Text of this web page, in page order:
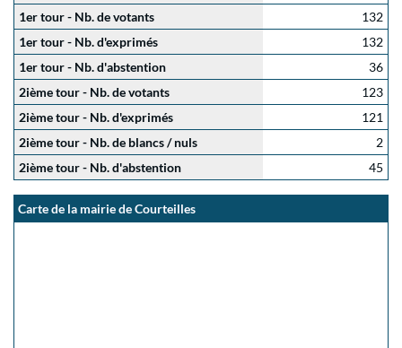
1er tour - Nb. de votants
132
1er tour - Nb. d'exprimés
132
1er tour - Nb. d'abstention
36
2ième tour - Nb. de votants
123
2ième tour - Nb. d'exprimés
121
2ième tour - Nb. de blancs / nuls
2
2ième tour - Nb. d'abstention
45
Carte de la mairie de Courteilles